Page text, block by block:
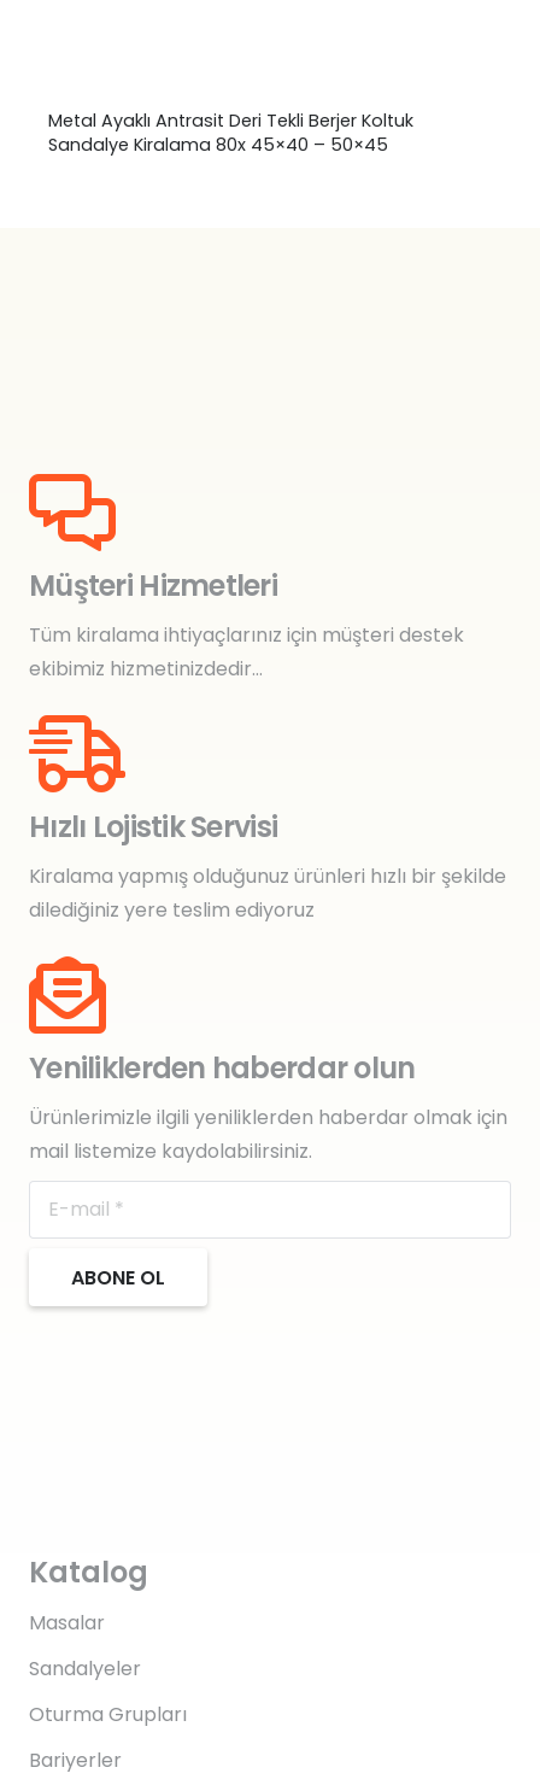
Metal Ayaklı Antrasit Deri Tekli Berjer Koltuk
Sandalye Kiralama 80x 45×40 – 50×45
Müşteri Hizmetleri
Tüm kiralama ihtiyaçlarınız için müşteri destek
ekibimiz hizmetinizdedir…
Hızlı Lojistik Servisi
Kiralama yapmış olduğunuz ürünleri hızlı bir şekilde
dilediğiniz yere teslim ediyoruz
Yeniliklerden haberdar olun
Ürünlerimizle ilgili yeniliklerden haberdar olmak için
mail listemize kaydolabilirsiniz.
ABONE OL
Katalog
Masalar
Sandalyeler
Oturma Grupları
Bariyerler